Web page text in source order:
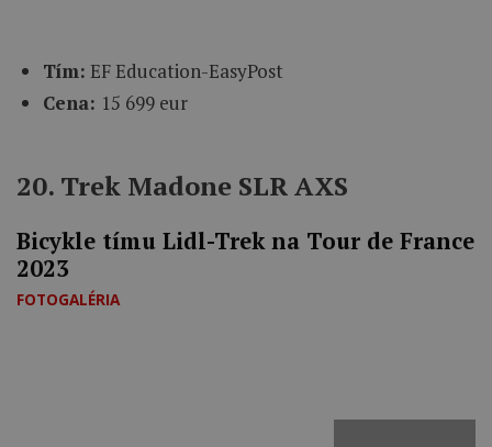
Tím: EF Education-EasyPost
Cena: 15 699 eur
20. Trek Madone SLR AXS
Bicykle tímu Lidl-Trek na Tour de France
2023
FOTOGALÉRIA